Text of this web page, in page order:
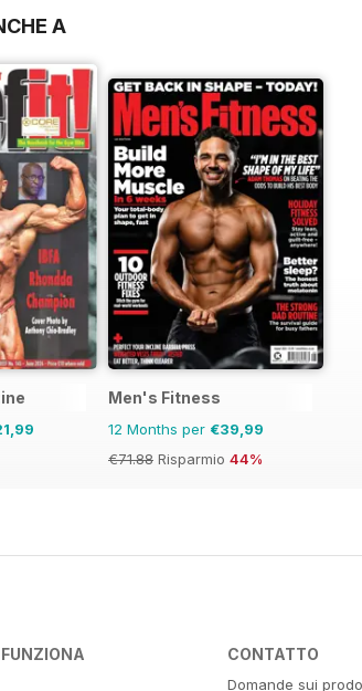
A
Men's Fitness
12 Months per €39,99
€71.88 Risparmio 44%
CONTATTO
Domande sui